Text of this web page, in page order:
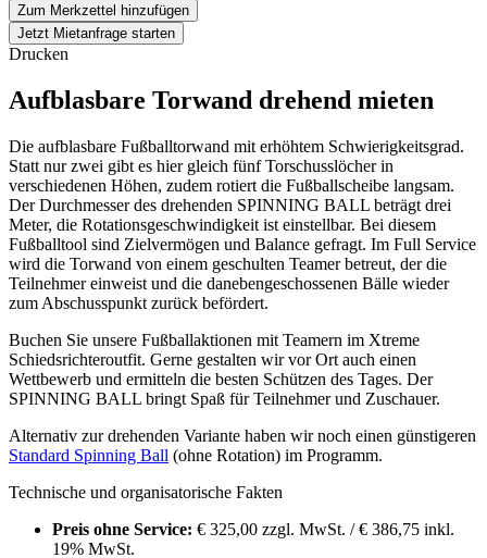
Zum Merkzettel hinzufügen
Jetzt Mietanfrage starten
Drucken
Aufblasbare Torwand drehend mieten
Die aufblasbare Fußballtorwand mit erhöhtem Schwierigkeitsgrad.
Statt nur zwei gibt es hier gleich fünf Torschusslöcher in
verschiedenen Höhen, zudem rotiert die Fußballscheibe langsam.
Der Durchmesser des drehenden SPINNING BALL beträgt drei
Meter, die Rotationsgeschwindigkeit ist einstellbar. Bei diesem
Fußballtool sind Zielvermögen und Balance gefragt. Im Full Service
wird die Torwand von einem geschulten Teamer betreut, der die
Teilnehmer einweist und die danebengeschossenen Bälle wieder
zum Abschusspunkt zurück befördert.
Buchen Sie unsere Fußballaktionen mit Teamern im Xtreme
Schiedsrichteroutfit. Gerne gestalten wir vor Ort auch einen
Wettbewerb und ermitteln die besten Schützen des Tages. Der
SPINNING BALL bringt Spaß für Teilnehmer und Zuschauer.
Alternativ zur drehenden Variante haben wir noch einen günstigeren
Standard Spinning Ball (ohne Rotation) im Programm.
Technische und organisatorische Fakten
Preis ohne Service: € 325,00 zzgl. MwSt. / € 386,75 inkl.
19% MwSt.